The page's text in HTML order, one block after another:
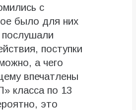
с
было для них
послушали
поступки
а чего
впечатлены
класса по 13
это